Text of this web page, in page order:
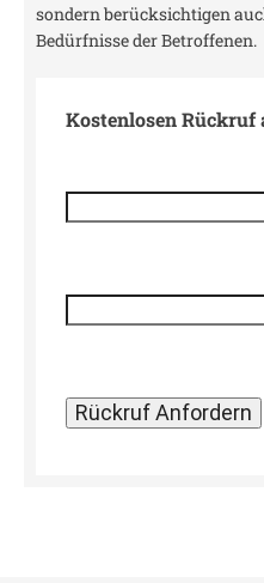
sondern berücksichtigen
Bedürfnisse der Betroffenen.
Kostenlosen Rückruf